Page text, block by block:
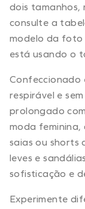
dois tamanhos,
consulte a
modelo da foto
está usando o
Confeccionado
respirável e
prolongado
moda feminina,
saias ou shorts
leves e
sofisticação e
Experimente